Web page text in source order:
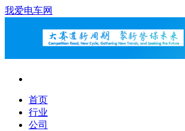
我爱电车网
首页
行业
公司